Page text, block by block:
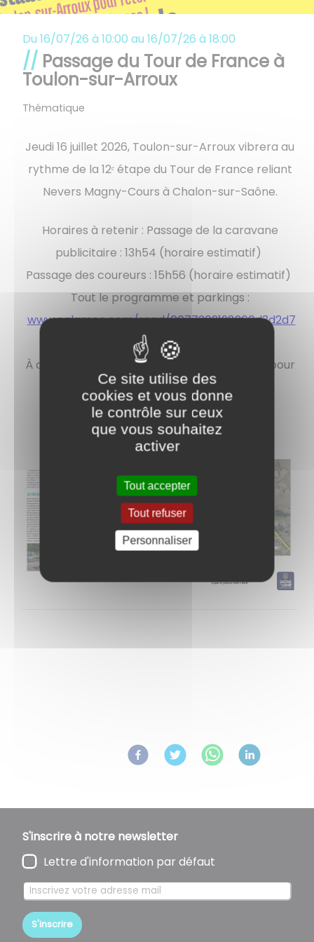
Du 16/07/26 à 10:00 au 16/07/26 à 18:00
Passage du Tour de France à
Toulon-sur-Arroux
Thématique
Jeudi 16 juillet 2026, Toulon-sur-Arroux vibrera au
rythme de la 12ᵉ étape du Tour de France reliant
Nevers Magny-Cours à Chalon-sur-Saône.
Horaires à retenir : Passage de la caravane
publicitaire : 13h54 (horaire estimatif)
Passage des coureurs : 15h56 (horaire estimatif)
Tout le programme et parkings :
www.calameo.com/read/0077302198260d3d2d7
9d
À cette occasion, le Village 71 vous accueille pour
une journée festive, sportive et conviviale,
ouverte à tous !
S'inscrire à notre newsletter
Lettre d'information par défaut
S'inscrire
Ce site utilise des
cookies et vous donne
le contrôle sur ceux
que vous souhaitez
activer
Tout accepter
Tout refuser
Personnaliser